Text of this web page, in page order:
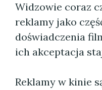
Widzowie coraz
reklamy jako
doświadczenia
ich akceptacja
Reklamy w kinie